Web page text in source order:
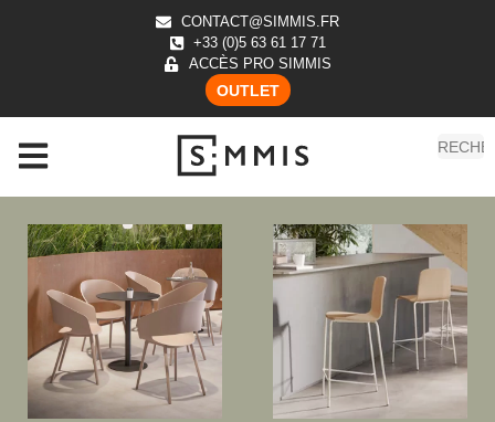
CONTACT@SIMMIS.FR
+33 (0)5 63 61 17 71
ACCÈS PRO SIMMIS
OUTLET